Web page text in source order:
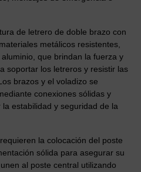
de letrero de doble brazo con
metálicos resistentes,
que brindan la fuerza y
soportar los letreros y resistir las
brazos y el voladizo se
conexiones sólidas y
estabilidad y seguridad de la
la colocación del poste
sólida para asegurar su
al poste central utilizando